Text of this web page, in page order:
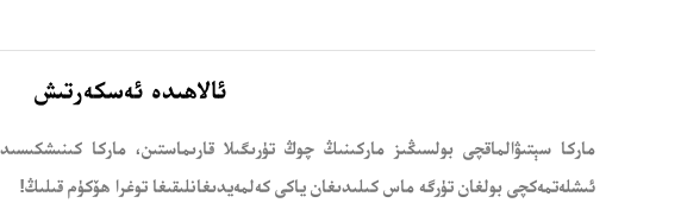
ئالاھىدە ئەسكەرتىش
ماركا سېتىۋالماقچى بولسىڭىز ماركىنىڭ چوڭ تۈرىگىلا قارىماستىن، ماركا
ئىشلەتمەكچى بولغان تۈرگە ماس كىلىدىغان ياكى كەلمەيدىغانلىقىغا توغرا ھۆكۈم قىلىڭ!